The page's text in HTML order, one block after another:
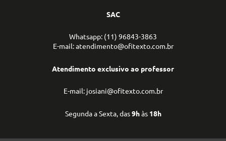
SAC
Whatsapp: (11) 96843-3863
E-mail: atendimento@ofitexto.com.br
Atendimento exclusivo ao professor
E-mail: josiani@ofitexto.com.br
Segunda a Sexta, das9hàs 18h